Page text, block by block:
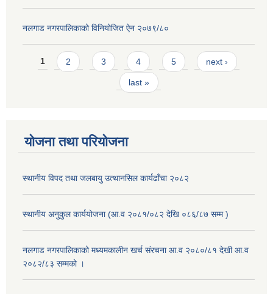
नलगाड नगरपालिकाको विनियोजित ऐन २०७९/८०
Pages
1 2 3 4 5 next ›
last »
योजना तथा परियोजना
स्थानीय विपद तथा जलबायु उत्थानसिल कार्यढाँचा २०८२
स्थानीय अनुकुल कार्ययोजना (आ.व २०८१/०८२ देखि ०८६/८७ सम्म )
नलगाड नगरपालिकाको मध्यमकालीन खर्च संरचना आ.व २०८०/८१ देखी आ.व
२०८२/८३ सम्मको ।